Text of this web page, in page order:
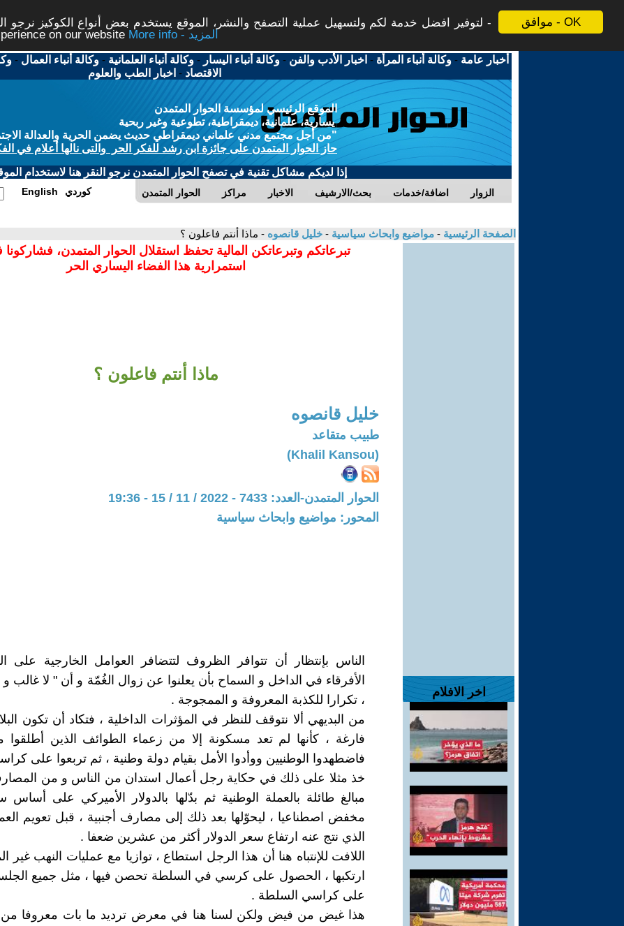
موافق - OK
لتوفير افضل خدمة لكم ولتسهيل عملية التصفح والنشر، الموقع يستخدم بعض أنواع الكوكيز نرجو
on our website
More info - المزيد
أخبار عامة -وكالة أنباء المرأة - اخبار الأدب والفن -وكالة أنباء اليسار -وكالة أنباء العلمانية -وكالة أنباء العمال -
الاقتصاد - اخبار الطب والعلوم
الموقع الرئيسي لمؤسسة الحوار المتمدن
يسارية، علمانية، ديمقراطية، تطوعية وغير ربحية
"من أجل مجتمع مدني علماني ديمقراطي حديث يضمن الحرية والعدالة
حاز الحوار المتمدن على جائزة ابن رشد للفكر الحر والتى نالها أعلام في
إذا لديكم مشاكل تقنية في تصفح الحوار المتمدن نرجو النقر هنا لاستخدام
الحوار المتمدن مراكز الاخبار بحث/الارشيف اضافة/خدمات الزوار English كوردي
الصفحة الرئيسية - مواضيع وابحاث سياسية - خليل قانصوه - ماذا أنتم فاعلون ؟
اخر الافلام
تبرعاتكم وتبرعاتكن المالية تحفظ استقلال الحوار المتمدن،
استمرارية هذا الفضاء اليساري الحر
ماذا أنتم فاعلون ؟
خليل قانصوه
طبيب متقاعد
(Khalil Kansou)
الحوار المتمدن-العدد: 7433 - 2022 / 11 / 15 - 19:36
المحور: مواضيع وابحاث سياسية
الناس بإنتظار أن تتوافر الظروف لتتضافر العوامل الخارجية على
الأفرقاء في الداخل و السماح بأن يعلنوا عن زوال الغُمّة و أن " لا غالب
، تكرارا للكذبة المعروفة و الممجوجة .
من البديهي ألا نتوقف للنظر في المؤثرات الداخلية ، فتكاد أن تكون
فارغة ، كأنها لم تعد مسكونة إلا من زعماء الطوائف الذين أطلقوا
فاضطهدوا الوطنيين ووأدوا الأمل بقيام دولة وطنية ، ثم تربعوا على
خذ مثلا على ذلك في حكاية رجل أعمال استدان من الناس و من
مبالغ طائلة بالعملة الوطنية ثم بدّلها بالدولار الأميركي على
مخفض اصطناعيا ، ليحوّلها بعد ذلك إلى مصارف أجنبية ، قبل تعويم
الذي نتج عنه ارتفاع سعر الدولار أكثر من عشرين ضعفا .
اللافت للإنتباه هنا أن هذا الرجل استطاع ، توازيا مع عمليات النهب غير
ارتكبها ، الحصول على كرسي في السلطة تحصن فيها ، مثل جميع
على كراسي السلطة .
هذا غيض من فيض ولكن لسنا هنا في معرض ترديد ما بات معروفا من